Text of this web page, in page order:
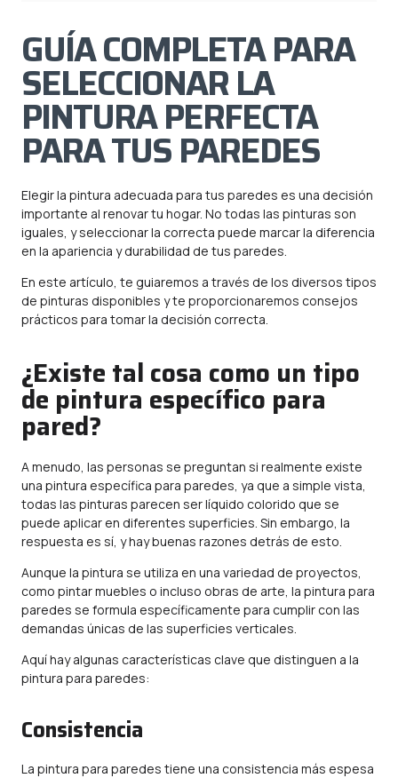
GUÍA COMPLETA PARA
SELECCIONAR LA
PINTURA PERFECTA
PARA TUS PAREDES
Elegir la pintura adecuada para tus paredes es una decisión
importante al renovar tu hogar. No todas las pinturas son
iguales, y seleccionar la correcta puede marcar la diferencia
en la apariencia y durabilidad de tus paredes.
En este artículo, te guiaremos a través de los diversos tipos
de pinturas disponibles y te proporcionaremos consejos
prácticos para tomar la decisión correcta.
¿Existe tal cosa como un tipo
de pintura específico para
pared?
A menudo, las personas se preguntan si realmente existe
una pintura específica para paredes, ya que a simple vista,
todas las pinturas parecen ser líquido colorido que se
puede aplicar en diferentes superficies. Sin embargo, la
respuesta es sí, y hay buenas razones detrás de esto.
Aunque la pintura se utiliza en una variedad de proyectos,
como pintar muebles o incluso obras de arte, la pintura para
paredes se formula específicamente para cumplir con las
demandas únicas de las superficies verticales.
Aquí hay algunas características clave que distinguen a la
pintura para paredes:
Consistencia
La pintura para paredes tiene una consistencia más espesa